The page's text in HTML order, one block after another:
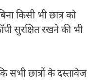
किसी भी छात्र को
सुरक्षित रखने की भी
सभी छात्रों के दस्तावेज